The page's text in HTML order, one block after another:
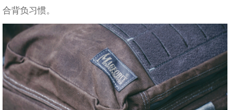
合背负习惯。